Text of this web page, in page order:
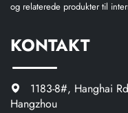
og relaterede produkter til
KONTAKT
1183-8#, Hanghai
Hangzhou